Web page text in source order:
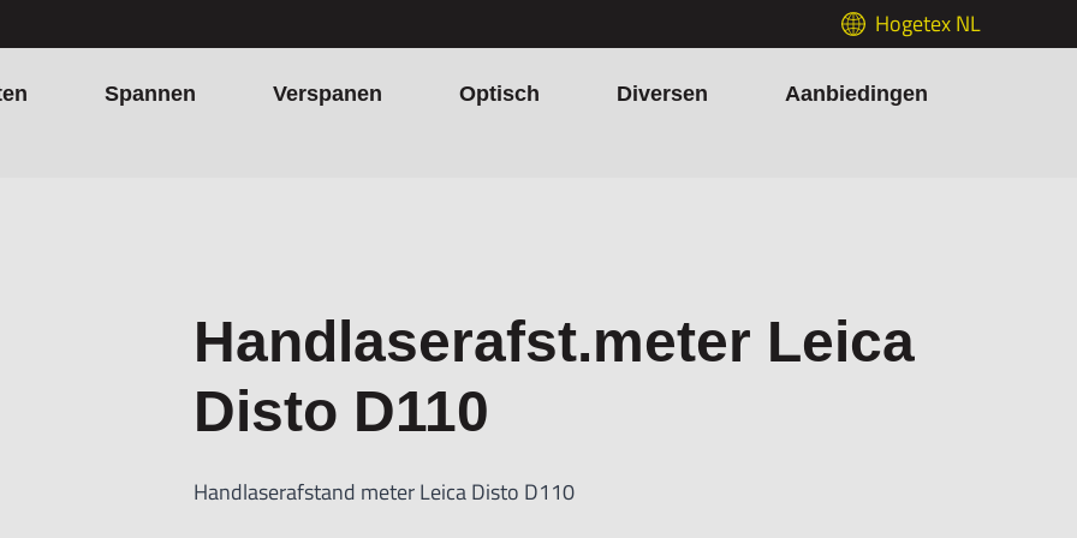
Hogetex NL
Spannen Verspanen Optisch Diversen Aanbiedingen
Handlaserafst.meter Leica
Disto D110
Handlaserafstand meter Leica Disto D110